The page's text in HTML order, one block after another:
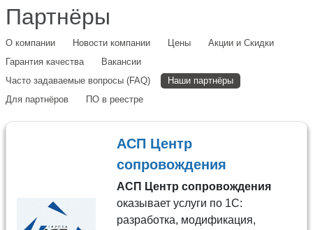
Партнёры
О компании Новости компании Цены
Акции и Скидки
Гарантия качества
Вакансии
Часто задаваемые вопросы (FAQ)
Наши партнёры
Для партнёров
ПО в реестре
АСП Центр
сопровождения
АСП Центр сопровождения
оказывает услуги по 1С:
разработка, модификация,